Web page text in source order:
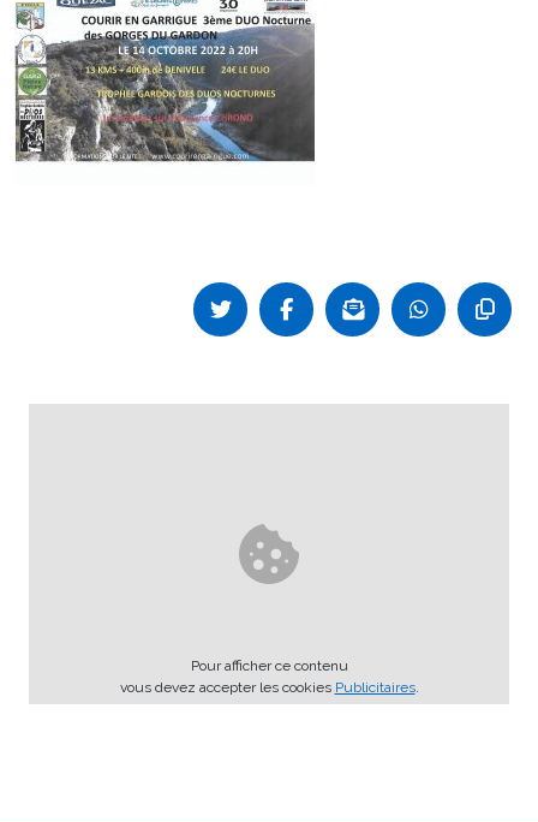
Pour afficher ce contenu
vous devez accepter les cookies Publicitaires.